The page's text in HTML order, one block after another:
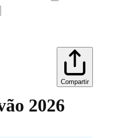
Compartir
2026